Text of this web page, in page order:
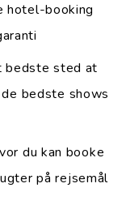
hotel-booking
bedste sted at
bedste shows
du kan booke
på rejsemål